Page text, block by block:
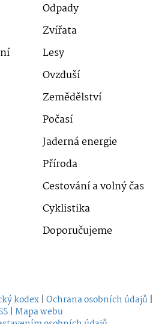
Odpady
Zvířata
Lesy
Ovzduší
Zemědělství
Počasí
Jaderná energie
Příroda
Cestování a volný čas
Cyklistika
Doporučujeme
kodex | Ochrana osobních údajů |
| Mapa webu